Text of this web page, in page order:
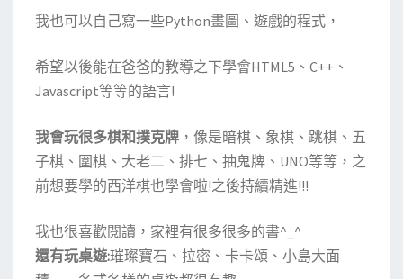
我也可以自己寫一些Python畫圖、遊戲的程式，
希望以後能在爸爸的教導之下學會HTML5、C++、
Javascript等等的語言!
我會玩很多棋和撲克牌 ，像是暗棋、象棋、跳棋、五
子棋、圍棋、大老二、排七、抽鬼牌、UNO等等，之
前想要學的西洋棋也學會啦!之後持續精進!!!
我也很喜歡閱讀，家裡有很多很多的書^_^
還有玩桌遊:璀璨寶石、拉密、卡卡頌、小島大面